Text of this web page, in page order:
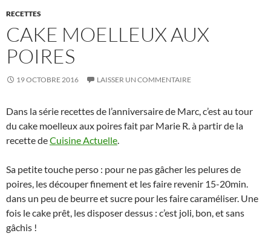
RECETTES
CAKE MOELLEUX AUX
POIRES
19 OCTOBRE 2016 LAISSER UN COMMENTAIRE
Dans la série recettes de l’anniversaire de Marc, c’est au tour
du cake moelleux aux poires fait par Marie R. à partir de la
recette deCuisine Actuelle.
Sa petite touche perso : pour ne pas gâcher les pelures de
poires, les découper finement et les faire revenir 15-20min.
dans un peu de beurre et sucre pour les faire caraméliser. Une
fois le cake prêt, les disposer dessus : c’est joli, bon, et sans
gâchis !